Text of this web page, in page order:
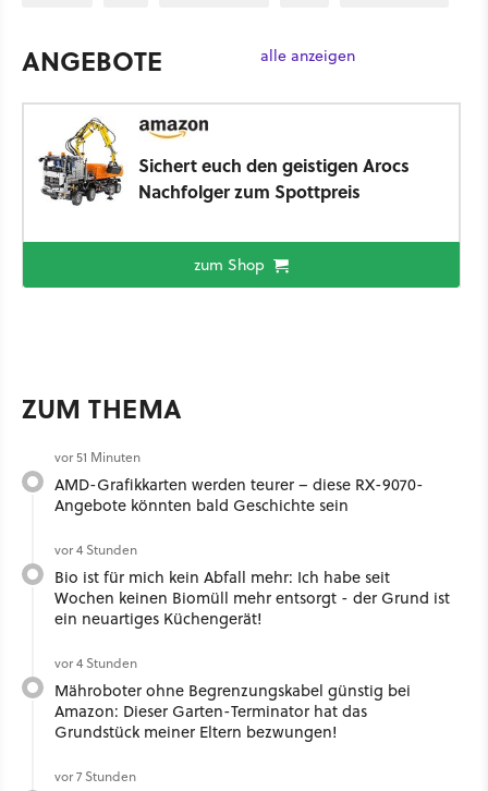
ANGEBOTE alle anzeigen
Sichert euch den geistigen Arocs
Nachfolger zum Spottpreis
zum Shop
ZUM THEMA
vor 51 Minuten
AMD-Grafikkarten werden teurer – diese RX-9070-
Angebote könnten bald Geschichte sein
vor 4 Stunden
Bio ist für mich kein Abfall mehr: Ich habe seit
Wochen keinen Biomüll mehr entsorgt - der Grund ist
ein neuartiges Küchengerät!
vor 4 Stunden
Mähroboter ohne Begrenzungskabel günstig bei
Amazon: Dieser Garten-Terminator hat das
Grundstück meiner Eltern bezwungen!
vor 7 Stunden